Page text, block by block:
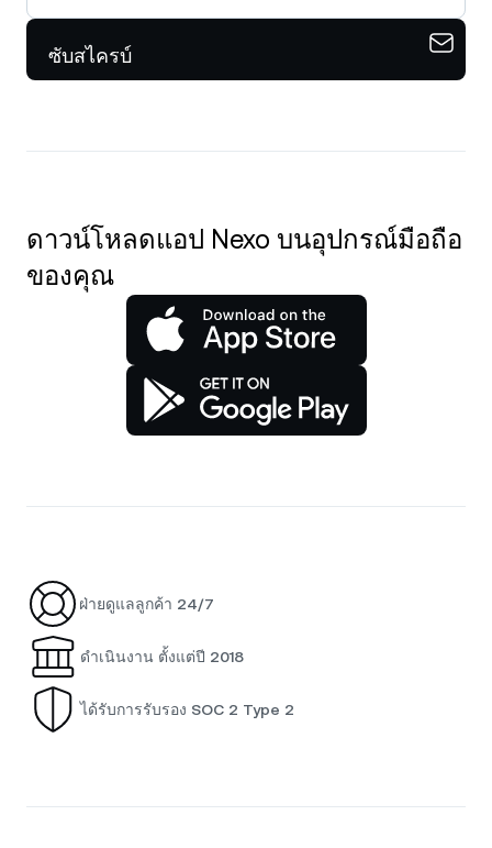
ซับสไครบ์
ดาวน์โหลดแอป Nexo บนอุปกรณ์มือถือ
ของคุณ
ฝ่ายดูแลลูกค้า 24/7
ดำเนินงาน ตั้งแต่ปี 2018
ได้รับการรับรอง SOC 2 Type 2